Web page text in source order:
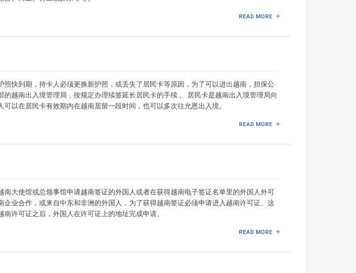
READ MORE
快到期，持卡人必须更换新护照，或丢失了居民卡等原因，为了可以进出越南，担保公
越南出入境管理局，按规定办理续签延长居民卡的手续 。 居民卡是越南出入境管理局向
以在居民卡有效期内在越南居留一段时间，也可以多次往允恩出入境。
READ MORE
南大使馆或总领事馆申请越南签证的外国人或者在获得越南电子签证名单里的外国人外可
企业合作，或来自中东和非洲的外国人，为了获得越南签证必须申请进入越南许可证。这
许可证之后，外国人在许可证上的地址完成申请。
READ MORE